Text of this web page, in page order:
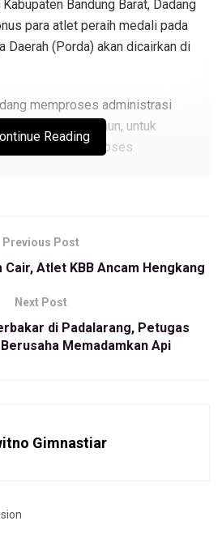
Bandung Barat, Dadang
para atlet peraih medali pada
Daerah (Porda) akan dicairkan di
memproses administrasi
Barat. Namun, untuk
membutuhkan proses.
dan waktu bulan itu kemarin
2019).
memasuki triwulan ke dua dan
dalam proses.
atlet sampai saat ini tidak
awal yang sudah dibuat.
ada kendala-kendala yang
Reading
Previous Post
Cair, Atlet KBB Ancam Hengkang
Next Post
di Padalarang, Petugas
Memadamkan Api
Gimnastiar